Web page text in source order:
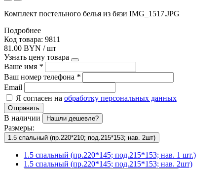
Комплект постельного белья из бязи IMG_1517.JPG
Подробнее
Код товара: 9811
81.00 BYN / шт
Узнать цену товара
Ваше имя *
Ваш номер телефона *
Email
Я согласен на обработку персональных данных
Отправить
В наличии Нашли дешевле?
Размеры:
1.5 спальный (пр.220*210; под.215*153; нав. 2шт)
1.5 спальный (пр.220*145; под.215*153; нав. 1 шт.)
1.5 спальный (пр.220*145; под.215*153; нав. 2шт)